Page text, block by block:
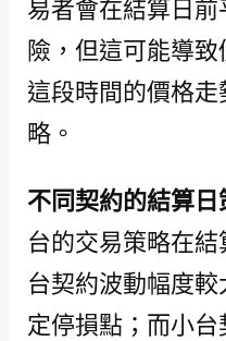
易者會在結算日
險，但這可能導
這段時間的價格
略。
不同契約的結算日
台的交易策略在
台契約波動幅度
定停損點；而小